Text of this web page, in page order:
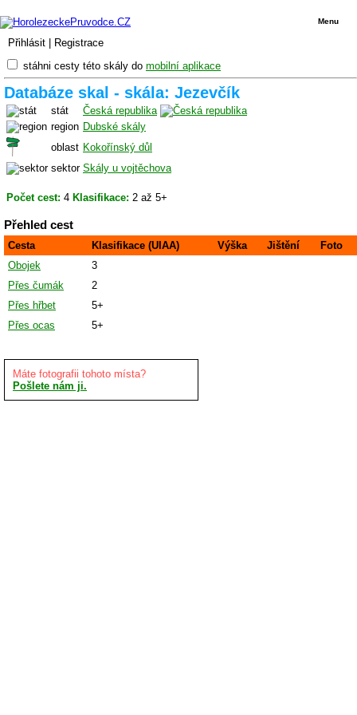
Přihlásit Registrace
Menu
stáhni cesty této skály do mobilní aplikace
Databáze skal - skála: Jezevčík
stát
Česká republika
region Dubské skály
oblast Kokořínský důl
sektor Skály u vojtěchova
Počet cest: 4 Klasifikace: 2 až 5+
Přehled cest
Cesta Klasifikace (UIAA) Výška Jištění
Foto
Obojek
3
Přes čumák
2
Přes hřbet
5+
Přes ocas
5+
Máte fotografii tohoto místa?
Pošlete nám ji.